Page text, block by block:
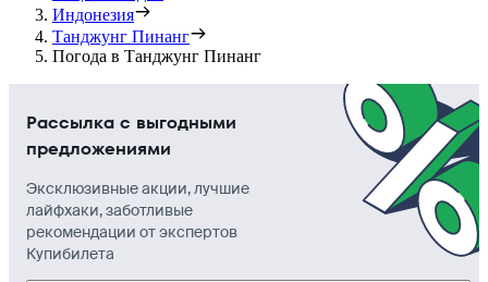
Индонезия
Танджунг Пинанг
Погода в Танджунг Пинанг
Рассылка с выгодными
предложениями
Эксклюзивные акции, лучшие
лайфхаки, заботливые
рекомендации от экспертов
Купибилета